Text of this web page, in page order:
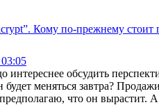
Кому по-прежнему стоит
интереснее обсудить
будет меняться завтра?
что он вырастит. А